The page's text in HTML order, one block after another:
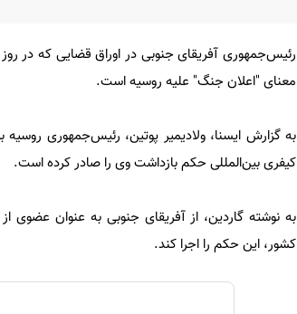
رئیس‌جمهوری آفریقای جنوبی در اوراق قضایی که
معنای "اعلان جنگ" علیه روسیه است.
به گزارش ایسنا، ولادیمیر پوتین، رئیس‌جمهوری
کیفری بین‌المللی حکم بازداشت وی را صادر کرده است.
به نوشته گاردین، از آفریقای جنوبی به عنوان عضوی
کشور، این حکم را اجرا کند.